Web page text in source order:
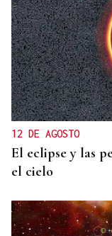
12 DE AGOSTO
El eclipse y las
el cielo